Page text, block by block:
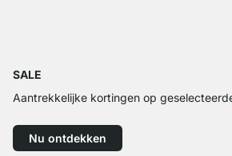
SALE
Aantrekkelijke kortingen op
Nu ontdekken